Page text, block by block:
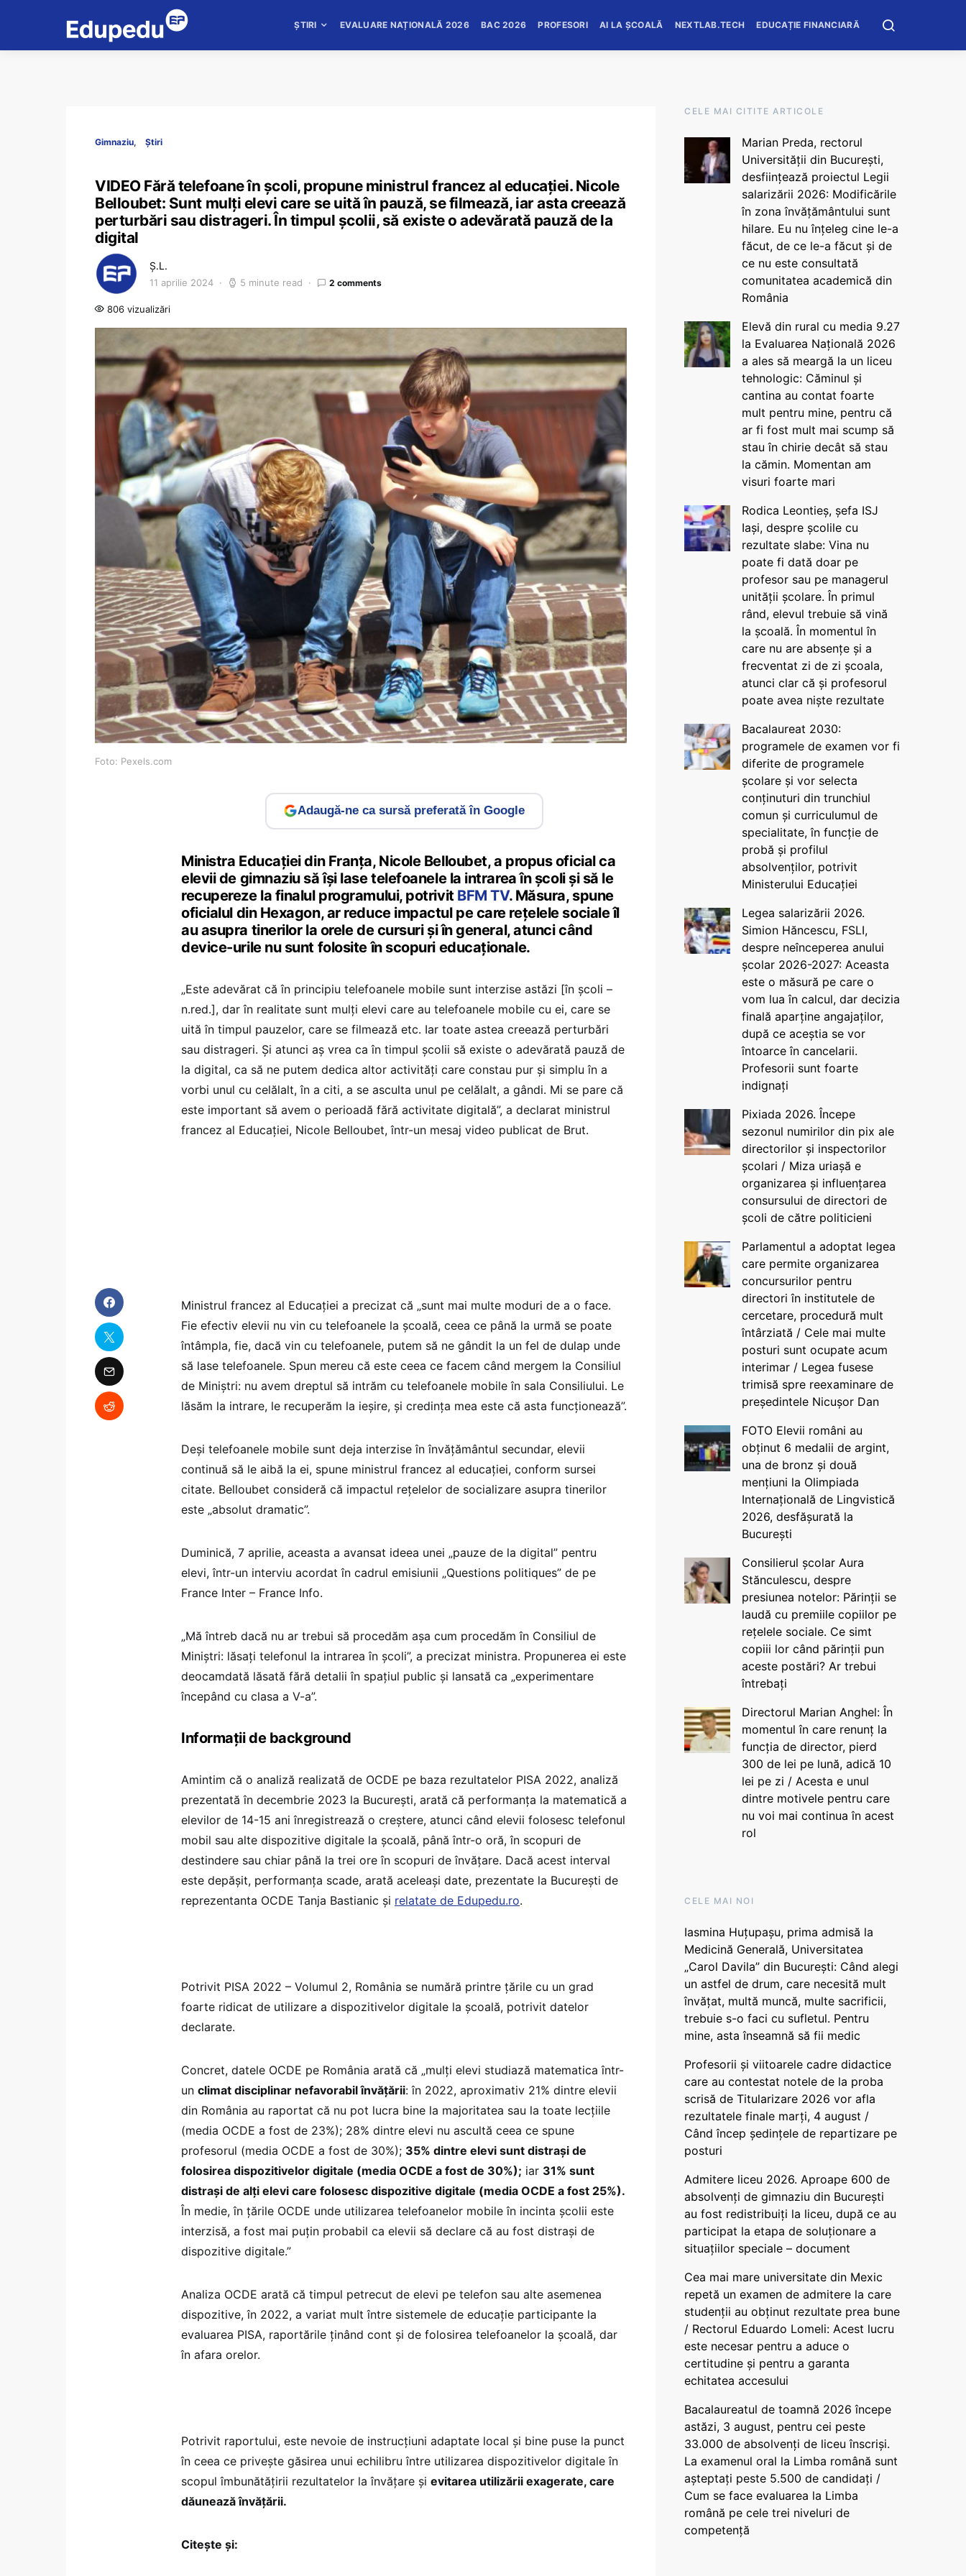
ȘTIRI EVALUARE NAȚIONALĂ 2026 BAC 2026 PROFESORI AI LA ȘCOALĂ NEXTLAB.TECH EDUCAȚIE FINANCIARĂ
Gimnaziu Știri
VIDEO Fără telefoane în școli, propune ministrul francez al educației. Nicole
Belloubet: Sunt mulți elevi care se uită în pauză, se filmează, iar asta creează
perturbări sau distrageri. În timpul școlii, să existe o adevărată pauză de la
digital
Ș.L.
11 aprilie 2024 5 minute read 2 comments
806 vizualizări
Foto: Pexels.com
Adaugă-ne ca sursă preferată în Google
Ministra Educației din Franța, Nicole Belloubet, a propus oficial ca
elevii de gimnaziu să își lase telefoanele la intrarea în școli și să le
recupereze la finalul programului, potrivit BFM TV. Măsura, spune
oficialul din Hexagon, ar reduce impactul pe care rețelele sociale îl
au asupra tinerilor la orele de cursuri și în general, atunci când
device-urile nu sunt folosite în scopuri educaționale.
„Este adevărat că în principiu telefoanele mobile sunt interzise astăzi [în școli –
n.red.], dar în realitate sunt mulți elevi care au telefoanele mobile cu ei, care se
uită în timpul pauzelor, care se filmează etc. Iar toate astea creează perturbări
sau distrageri. Și atunci aș vrea ca în timpul școlii să existe o adevărată pauză de
la digital, ca să ne putem dedica altor activități care constau pur și simplu în a
vorbi unul cu celălalt, în a citi, a se asculta unul pe celălalt, a gândi. Mi se pare că
este important să avem o perioadă fără activitate digitală”, a declarat ministrul
francez al Educației, Nicole Belloubet, într-un mesaj video publicat de Brut.
Ministrul francez al Educației a precizat că „sunt mai multe moduri de a o face.
Fie efectiv elevii nu vin cu telefoanele la școală, ceea ce până la urmă se poate
întâmpla, fie, dacă vin cu telefoanele, putem să ne gândit la un fel de dulap unde
să lase telefoanele. Spun mereu că este ceea ce facem când mergem la Consiliul
de Miniștri: nu avem dreptul să intrăm cu telefoanele mobile în sala Consiliului. Le
lăsăm la intrare, le recuperăm la ieșire, și credința mea este că asta funcționează”.
Deși telefoanele mobile sunt deja interzise în învățământul secundar, elevii
continuă să le aibă la ei, spune ministrul francez al educației, conform sursei
citate. Belloubet consideră că impactul rețelelor de socializare asupra tinerilor
este „absolut dramatic”.
Duminică, 7 aprilie, aceasta a avansat ideea unei „pauze de la digital” pentru
elevi, într-un interviu acordat în cadrul emisiunii „Questions politiques” de pe
France Inter – France Info.
„Mă întreb dacă nu ar trebui să procedăm așa cum procedăm în Consiliul de
Miniștri: lăsați telefonul la intrarea în școli”, a precizat ministra. Propunerea ei este
deocamdată lăsată fără detalii în spațiul public și lansată ca „experimentare
începând cu clasa a V-a”.
Informații de background
Amintim că o analiză realizată de OCDE pe baza rezultatelor PISA 2022, analiză
prezentată în decembrie 2023 la București, arată că performanța la matematică a
elevilor de 14-15 ani înregistrează o creștere, atunci când elevii folosesc telefonul
mobil sau alte dispozitive digitale la școală, până într-o oră, în scopuri de
destindere sau chiar până la trei ore în scopuri de învățare. Dacă acest interval
este depășit, performanța scade, arată aceleași date, prezentate la București de
reprezentanta OCDE Tanja Bastianic și relatate de Edupedu.ro.
Potrivit PISA 2022 – Volumul 2, România se numără printre țările cu un grad
foarte ridicat de utilizare a dispozitivelor digitale la școală, potrivit datelor
declarate.
Concret, datele OCDE pe România arată că „mulți elevi studiază matematica într-
un climat disciplinar nefavorabil învățării: în 2022, aproximativ 21% dintre elevii
din România au raportat că nu pot lucra bine la majoritatea sau la toate lecțiile
(media OCDE a fost de 23%); 28% dintre elevi nu ascultă ceea ce spune
profesorul (media OCDE a fost de 30%); 35% dintre elevi sunt distrași de
folosirea dispozitivelor digitale (media OCDE a fost de 30%); iar 31% sunt
distrași de alți elevi care folosesc dispozitive digitale (media OCDE a fost 25%).
În medie, în țările OCDE unde utilizarea telefoanelor mobile în incinta școlii este
interzisă, a fost mai puțin probabil ca elevii să declare că au fost distrași de
dispozitive digitale.”
Analiza OCDE arată că timpul petrecut de elevi pe telefon sau alte asemenea
dispozitive, în 2022, a variat mult între sistemele de educație participante la
evaluarea PISA, raportările ținând cont și de folosirea telefoanelor la școală, dar
în afara orelor.
Potrivit raportului, este nevoie de instrucțiuni adaptate local și bine puse la punct
în ceea ce privește găsirea unui echilibru între utilizarea dispozitivelor digitale în
scopul îmbunătățirii rezultatelor la învățare și evitarea utilizării exagerate, care
dăunează învățării.
Citește și:
CELE MAI CITITE ARTICOLE
Marian Preda, rectorul
Universității din București,
desființează proiectul Legii
salarizării 2026: Modificările
în zona învățământului sunt
hilare. Eu nu înțeleg cine le-a
făcut, de ce le-a făcut și de
ce nu este consultată
comunitatea academică din
România
Elevă din rural cu media 9.27
la Evaluarea Națională 2026
a ales să meargă la un liceu
tehnologic: Căminul și
cantina au contat foarte
mult pentru mine, pentru că
ar fi fost mult mai scump să
stau în chirie decât să stau
la cămin. Momentan am
visuri foarte mari
Rodica Leontieș, șefa ISJ
Iași, despre școlile cu
rezultate slabe: Vina nu
poate fi dată doar pe
profesor sau pe managerul
unității școlare. În primul
rând, elevul trebuie să vină
la școală. În momentul în
care nu are absențe și a
frecventat zi de zi școala,
atunci clar că și profesorul
poate avea niște rezultate
Bacalaureat 2030:
programele de examen vor fi
diferite de programele
școlare și vor selecta
conținuturi din trunchiul
comun și curriculumul de
specialitate, în funcție de
probă și profilul
absolvenților, potrivit
Ministerului Educației
Legea salarizării 2026.
Simion Hăncescu, FSLI,
despre neînceperea anului
școlar 2026-2027: Aceasta
este o măsură pe care o
vom lua în calcul, dar decizia
finală aparține angajaților,
după ce aceștia se vor
întoarce în cancelarii.
Profesorii sunt foarte
indignați
Pixiada 2026. Începe
sezonul numirilor din pix ale
directorilor și inspectorilor
școlari / Miza uriașă e
organizarea și influențarea
consursului de directori de
școli de către politicieni
Parlamentul a adoptat legea
care permite organizarea
concursurilor pentru
directori în institutele de
cercetare, procedură mult
întârziată / Cele mai multe
posturi sunt ocupate acum
interimar / Legea fusese
trimisă spre reexaminare de
președintele Nicușor Dan
FOTO Elevii români au
obținut 6 medalii de argint,
una de bronz și două
mențiuni la Olimpiada
Internațională de Lingvistică
2026, desfășurată la
București
Consilierul școlar Aura
Stănculescu, despre
presiunea notelor: Părinții se
laudă cu premiile copiilor pe
rețelele sociale. Ce simt
copiii lor când părinții pun
aceste postări? Ar trebui
întrebați
Directorul Marian Anghel: În
momentul în care renunț la
funcția de director, pierd
300 de lei pe lună, adică 10
lei pe zi / Acesta e unul
dintre motivele pentru care
nu voi mai continua în acest
rol
CELE MAI NOI
Iasmina Huțupașu, prima admisă la
Medicină Generală, Universitatea
„Carol Davila” din București: Când alegi
un astfel de drum, care necesită mult
învățat, multă muncă, multe sacrificii,
trebuie s-o faci cu sufletul. Pentru
mine, asta înseamnă să fii medic
Profesorii și viitoarele cadre didactice
care au contestat notele de la proba
scrisă de Titularizare 2026 vor afla
rezultatele finale marți, 4 august /
Când încep ședințele de repartizare pe
posturi
Admitere liceu 2026. Aproape 600 de
absolvenți de gimnaziu din București
au fost redistribuiți la liceu, după ce au
participat la etapa de soluționare a
situațiilor speciale – document
Cea mai mare universitate din Mexic
repetă un examen de admitere la care
studenții au obținut rezultate prea bune
/ Rectorul Eduardo Lomeli: Acest lucru
este necesar pentru a aduce o
certitudine şi pentru a garanta
echitatea accesului
Bacalaureatul de toamnă 2026 începe
astăzi, 3 august, pentru cei peste
33.000 de absolvenți de liceu înscriși.
La examenul oral la Limba română sunt
așteptați peste 5.500 de candidați /
Cum se face evaluarea la Limba
română pe cele trei niveluri de
competență